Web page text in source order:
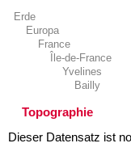
Erde
Europa
France
Île-de-France
Yvelines
Bailly
Topographie
Dieser Datensatz ist